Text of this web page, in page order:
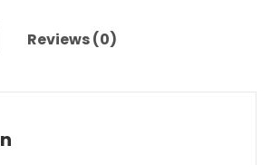
Reviews (0)